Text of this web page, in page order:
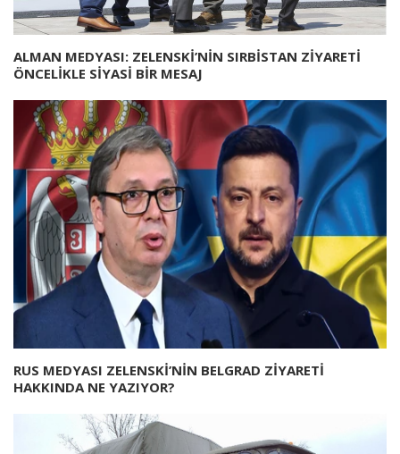
ALMAN MEDYASI: ZELENSKİ’NİN SIRBİSTAN ZİYARETİ
ÖNCELİKLE SİYASİ BİR MESAJ
RUS MEDYASI ZELENSKİ’NİN BELGRAD ZİYARETİ
HAKKINDA NE YAZIYOR?